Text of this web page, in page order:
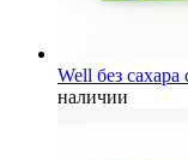
Well без
наличии